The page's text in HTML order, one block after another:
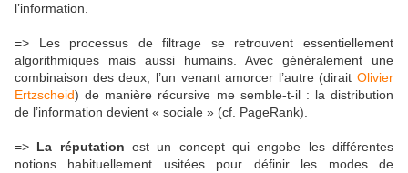
l’information.
=> Les processus de filtrage se retrouvent essentiellement
algorithmiques mais aussi humains. Avec généralement une
combinaison des deux, l’un venant amorcer l’autre (dirait Olivier
Ertzscheid) de manière récursive me semble-t-il : la distribution
de l’information devient « sociale » (cf. PageRank).
=> La réputation est un concept qui engobe les différentes
notions habituellement usitées pour définir les modes de